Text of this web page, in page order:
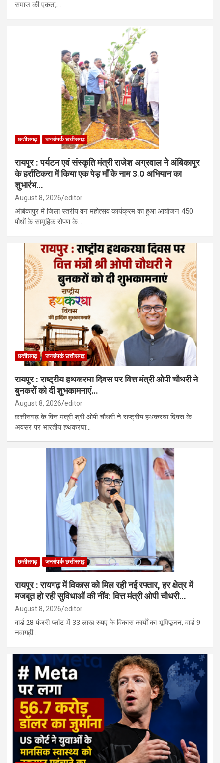
समाज की एकता,…
छत्तीसगढ़ जनसंपर्क छत्तीसगढ़
रायपुर : पर्यटन एवं संस्कृति मंत्री राजेश अग्रवाल ने अंबिकापुर
के हर्राटिकरा में किया एक पेड़ माँ के नाम 3.0 अभियान का
शुभारंभ…
August 8, 2026 editor
अंबिकापुर में जिला स्तरीय वन महोत्सव कार्यक्रम का हुआ आयोजन 450
पौधों के सामूहिक रोपण के…
छत्तीसगढ़ जनसंपर्क छत्तीसगढ़
रायपुर : राष्ट्रीय हथकरघा दिवस पर वित्त मंत्री ओपी चौधरी ने
बुनकरों को दी शुभकामनाएं…
August 8, 2026 editor
छत्तीसगढ़ के वित्त मंत्री श्री ओपी चौधरी ने राष्ट्रीय हथकरघा दिवस के
अवसर पर भारतीय हथकरघा…
छत्तीसगढ़ जनसंपर्क छत्तीसगढ़
रायपुर : रायगढ़ में विकास को मिल रही नई रफ्तार, हर क्षेत्र में
मजबूत हो रही सुविधाओं की नींव: वित्त मंत्री ओपी चौधरी…
August 8, 2026 editor
वार्ड 28 पंजरी प्लांट में 33 लाख रुपए के विकास कार्यों का भूमिपूजन, वार्ड 9
नवागढ़ी…